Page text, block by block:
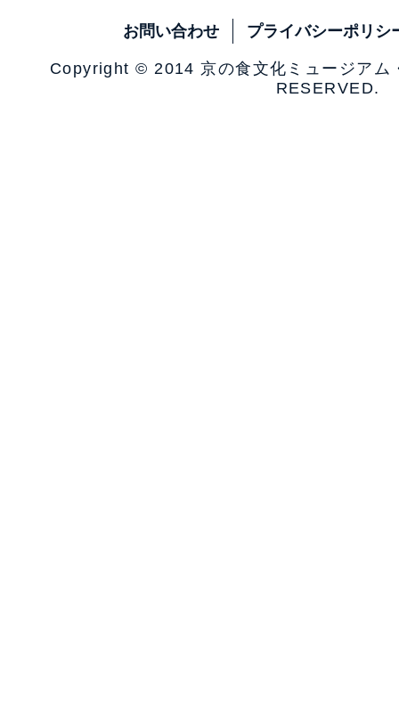
お問い合わせ プライバシーポリシ
Copyright © 2014 京の食文化ミュージア
RESERVED.